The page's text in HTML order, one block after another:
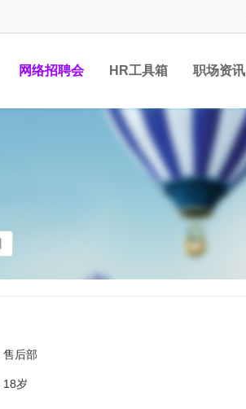
网络招聘会 HR工具箱 职场资讯
售后部
18岁